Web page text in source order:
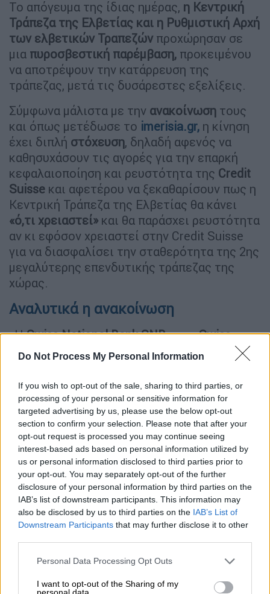
Do Not Process My Personal Information
If you wish to opt-out of the sale, sharing to third parties, or
processing of your personal or sensitive information for
targeted advertising by us, please use the below opt-out
section to confirm your selection. Please note that after your
opt-out request is processed you may continue seeing
interest-based ads based on personal information utilized by
us or personal information disclosed to third parties prior to
your opt-out. You may separately opt-out of the further
disclosure of your personal information by third parties on the
IAB’s list of downstream participants. This information may
also be disclosed by us to third parties on the IAB’s List of
Downstream Participants that may further disclose it to other
Please note that this website/app uses one or more Google
not limited to your visit or usage behaviour. You may click to
Personal Data Processing Opt Outs
I want to opt-out of the Sharing of my
personal data.
Το απόγευμα της ίδιας ημέρας, η Κεντρική
Τράπεζα της Ελβετίας και η Ρυθμιστική Αρχή
των ελβετικών Τραπεζών προχώρησαν σε
μια πυροσβεστική παρέμβαση, προκειμένου
να αποτρέψουν την κατάρρευση της
τράπεζας, μετά τις δυσάρεστες εξελίξεις.
Σύμφωνα μάλιστα με την ανακοίνωση τους
και όπως μετέδωσε το imerisia.gr, η κίνηση
έχει διπλή στόχευση, δηλαδή αφενός να
καθησυχάσουν τις αγορές για την επαρκή
κεφαλαιοποίηση και ρευστότητα της Credit
Suisse και αφετέρου να ξεκαθαρίσουν πως η
Κεντρική Τράπεζα της Ελβετίας θα κάνει
«ό,τι χρειαστεί» και θα παράσχει ρευστότητα
αν κι εφόσον χρειαστεί στην Credit Suisse
για να διασφαλίσει την σταθερότητα της 2ης
μεγαλύτερης επενδυτικής τράπεζας της
χώρας.
Αναλυτικά η ανακοίνωση
«ΗSwiss National Bank SNBκαι ηSwiss
Financial Market Supervisory Authority
ισχυρίζονται ότι τα προβλήματα
ορισμένων τραπεζών στις ΗΠΑ δεν
αποτελούν άμεσο κίνδυνο μετάδοσης για τις
ελβετικές χρηματοπιστωτικέςαγορές. Οι
αυστηρές απαιτήσεις κεφαλαίου και
ρευστότητας που ισχύουν για τα ελβετικά
χρηματοπιστωτικά ιδρύματα διασφαλίζουν
τη σταθερότητά τους.
ΗCredit Suisseπληροί τις απαιτήσεις
κεφαλαίου και ρευστότητας που
επιβάλλονται σε συστημικά σημαντικές
τράπεζες. Εάν είναι απαραίτητο, η SNB θα
παρέχει ρευστότητα στην CS.
SNB και η FINMAεπισημαίνουν σε αυτή